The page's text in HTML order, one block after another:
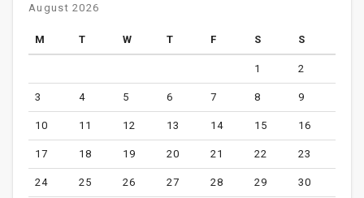
August 2026
M T W T F S S
1 2
3 4 5 6 7 8 9
10 11 12 13 14 15 16
17 18 19 20 21 22 23
24 25 26 27 28 29 30